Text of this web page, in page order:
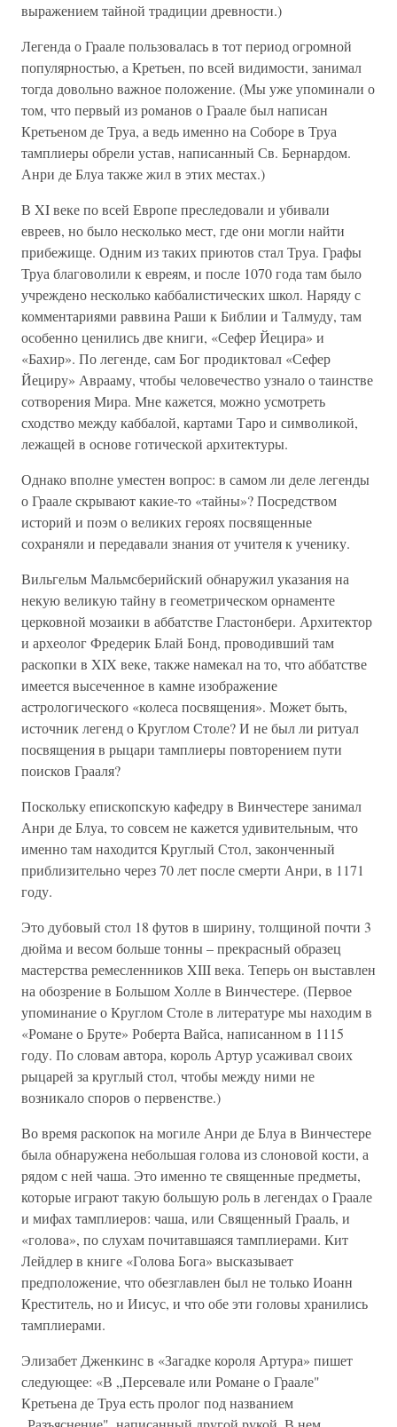
выражением тайной традиции древности.)
Легенда о Граале пользовалась в тот период огромной
популярностью, а Кретьен, по всей видимости, занимал
тогда довольно важное положение. (Мы уже упоминали о
том, что первый из романов о Граале был написан
Кретьеном де Труа, а ведь именно на Соборе в Труа
тамплиеры обрели устав, написанный Св. Бернардом.
Анри де Блуа также жил в этих местах.)
В XI веке по всей Европе преследовали и убивали
евреев, но было несколько мест, где они могли найти
прибежище. Одним из таких приютов стал Труа. Графы
Труа благоволили к евреям, и после 1070 года там было
учреждено несколько каббалистических школ. Наряду с
комментариями раввина Раши к Библии и Талмуду, там
особенно ценились две книги, «Сефер Йецира» и
«Бахир». По легенде, сам Бог продиктовал «Сефер
Йециру» Аврааму, чтобы человечество узнало о таинстве
сотворения Мира. Мне кажется, можно усмотреть
сходство между каббалой, картами Таро и символикой,
лежащей в основе готической архитектуры.
Однако вполне уместен вопрос: в самом ли деле легенды
о Граале скрывают какие-то «тайны»? Посредством
историй и поэм о великих героях посвященные
сохраняли и передавали знания от учителя к ученику.
Вильгельм Мальмсберийский обнаружил указания на
некую великую тайну в геометрическом орнаменте
церковной мозаики в аббатстве Гластонбери. Архитектор
и археолог Фредерик Блай Бонд, проводивший там
раскопки в XIX веке, также намекал на то, что аббатстве
имеется высеченное в камне изображение
астрологического «колеса посвящения». Может быть,
источник легенд о Круглом Столе? И не был ли ритуал
посвящения в рыцари тамплиеры повторением пути
поисков Грааля?
Поскольку епископскую кафедру в Винчестере занимал
Анри де Блуа, то совсем не кажется удивительным, что
именно там находится Круглый Стол, законченный
приблизительно через 70 лет после смерти Анри, в 1171
году.
Это дубовый стол 18 футов в ширину, толщиной почти 3
дюйма и весом больше тонны – прекрасный образец
мастерства ремесленников XIII века. Теперь он выставлен
на обозрение в Большом Холле в Винчестере. (Первое
упоминание о Круглом Столе в литературе мы находим в
«Романе о Бруте» Роберта Вайса, написанном в 1115
году. По словам автора, король Артур усаживал своих
рыцарей за круглый стол, чтобы между ними не
возникало споров о первенстве.)
Во время раскопок на могиле Анри де Блуа в Винчестере
была обнаружена небольшая голова из слоновой кости, а
рядом с ней чаша. Это именно те священные предметы,
которые играют такую большую роль в легендах о Граале
и мифах тамплиеров: чаша, или Священный Грааль, и
«голова», по слухам почитавшаяся тамплиерами. Кит
Лейдлер в книге «Голова Бога» высказывает
предположение, что обезглавлен был не только Иоанн
Креститель, но и Иисус, и что обе эти головы хранились
тамплиерами.
Элизабет Дженкинс в «Загадке короля Артура» пишет
следующее: «В „Персевале или Романе о Граале"
Кретьена де Труа есть пролог под названием